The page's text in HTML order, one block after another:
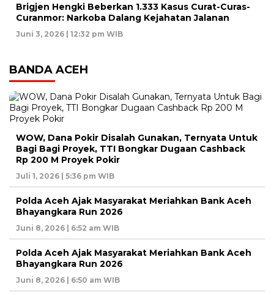
Brigjen Hengki Beberkan 1.333 Kasus Curat-Curas-
Curanmor: Narkoba Dalang Kejahatan Jalanan
Juni 3, 2026 | 12:32 pm WIB
BANDA ACEH
WOW, Dana Pokir Disalah Gunakan, Ternyata Untuk
Bagi Bagi Proyek, TTI Bongkar Dugaan Cashback
Rp 200 M Proyek Pokir
Juli 1, 2026 | 5:36 pm WIB
Polda Aceh Ajak Masyarakat Meriahkan Bank Aceh
Bhayangkara Run 2026
Juni 8, 2026 | 6:52 am WIB
Polda Aceh Ajak Masyarakat Meriahkan Bank Aceh
Bhayangkara Run 2026
Juni 8, 2026 | 6:50 am WIB